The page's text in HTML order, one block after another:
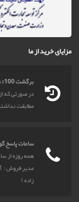
مزایای خرید از ما
برگشت 100% مبلغ پرداختی تا 7 روز
در صورتی که
مطابقت
ساعات پاسخ
همه روزه از
زاده )